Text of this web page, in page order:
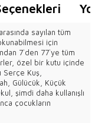
sayılan tüm
için
7`den 77`ye tüm
özel bir kutu içinde
Serçe Kuş,
Gülücük, Küçük
şimdi daha kullanışlı
çocukların